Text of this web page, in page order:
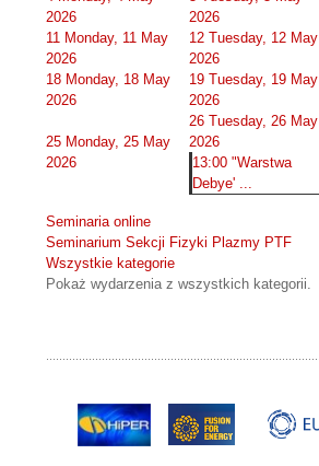
2026
2026
11 Monday, 11 May
2026
12 Tuesday, 12 May
2026
18 Monday, 18 May
2026
19 Tuesday, 19 May
2026
25 Monday, 25 May
2026
26 Tuesday, 26 May
2026
13:00 "Warstwa
Debye' ...
Seminaria online
Seminarium Sekcji Fizyki Plazmy PTF
Wszystkie kategorie
Pokaż wydarzenia z wszystkich kategorii.